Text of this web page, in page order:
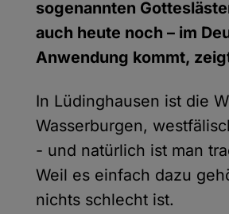
sogenannten
auch heute noch – im
Anwendung kommt,
In Lüdinghausen ist die
Wasserburgen,
- und natürlich ist man
Weil es einfach dazu
nichts schlecht ist.